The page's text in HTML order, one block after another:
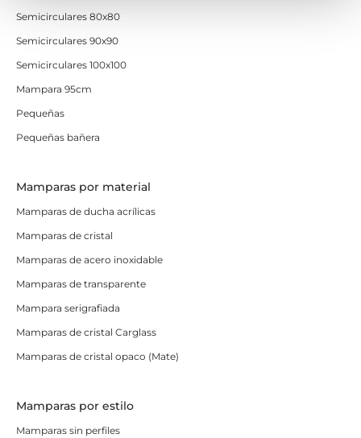
Semicirculares 80x80
Semicirculares 90x90
Semicirculares 100x100
Mampara 95cm
Pequeñas
Pequeñas bañera
Mamparas por material
Mamparas de ducha acrílicas
Mamparas de cristal
Mamparas de acero inoxidable
Mamparas de transparente
Mampara serigrafiada
Mamparas de cristal Carglass
Mamparas de cristal opaco (Mate)
Mamparas por estilo
Mamparas sin perfiles